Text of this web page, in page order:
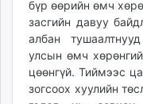
бүр өөрийн өмч
засгийн давуу
албан
улсын өмч
цөөнгүй. Тиймээс
зогсоох хуулийн